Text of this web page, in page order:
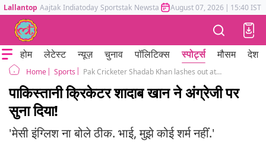
Lallantop Aajtak Indiatoday Sportstak Newstak Mumbai Tak Astrotak
August 07, 2026 | 15:40 IST
होम लेटेस्ट न्यूज़ चुनाव पॉलिटिक्स स्पोर्ट्स मौसम देश
Home Sports Pak Cricketer Shadab Khan lashes out at social media user for English
पाकिस्तानी क्रिकेटर शादाब खान ने अंग्रेजी पर
सुना दिया!
'मेसी इंग्लिश ना बोले ठीक. भाई, मुझे कोई शर्म नहींं.'